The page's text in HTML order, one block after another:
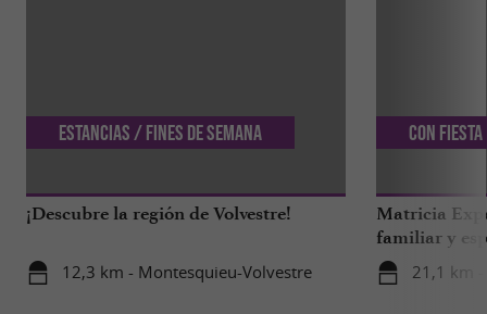
¡Descubre la región de Volvestre!
12,3 km - Montesquieu-Volvestre
Estancias / Fines de semana
Matricia
familiar y
bosque de
21,1 km
Con Fiesta